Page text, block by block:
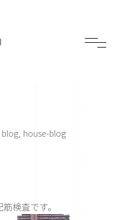
blog house-blog
検査です。